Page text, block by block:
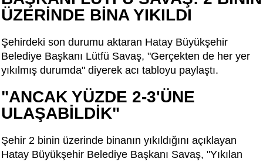
ÜZERİNDE BİNA YIKILDI
Şehirdeki son durumu aktaran Hatay Büyükşehir
Belediye Başkanı Lütfü Savaş, "Gerçekten de her yer
yıkılmış durumda" diyerek acı tabloyu paylaştı.
"ANCAK YÜZDE 2-3'ÜNE
ULAŞABİLDİK"
Şehir 2 binin üzerinde binanın yıkıldığını açıklayan
Hatay Büyükşehir Belediye Başkanı Savaş, "Yıkılan